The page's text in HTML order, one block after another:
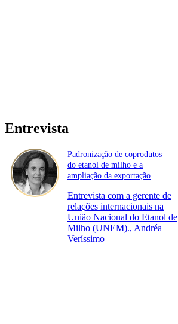
Entrevista
Padronização de coprodutos
do etanol de milho e a
ampliação da exportação
Entrevista com a gerente de
relações internacionais na
União Nacional do Etanol de
Milho (UNEM)., Andréa
Veríssimo